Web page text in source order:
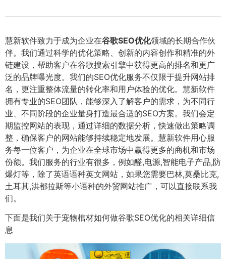
慧新软件致力于成为企业在谷歌SEO优化领域的长期合作伙
伴。我们通过科学的优化策略、创新的内容创作和精准的外
链建设，帮助客户在谷歌搜索引擎中获得更高的排名和更广
泛的品牌曝光度。我们的SEO优化服务不仅限于提升网站排
名，更注重整体流量的转化率和用户体验的优化。慧新软件
拥有专业的SEO团队，能够深入了解客户的需求，为不同行
业、不同阶段的企业量身打造最合适的SEO方案。我们会定
期监控网站的表现，通过详细的数据分析，快速做出策略调
整，确保客户的网站能够持续稳定地发展。慧新软件用心服
务每一位客户，为企业在全球市场中赢得更多的商机和市场
份额。我们服务的行业有很多，例如醛,电源,智能电子产品,防
爆灯等，除了英语语种英文网站，如果您需要巴林,莫桑比克,
土耳其,洪都拉斯等小语种的外贸网站推广，可以直接联系我
们。
下面是我们关于宠物棺材如何做谷歌SEO优化的相关详细信
息